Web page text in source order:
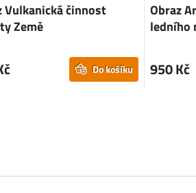
Vulkanická činnost
Země
Do košíku
Obraz
ledního
950 Kč